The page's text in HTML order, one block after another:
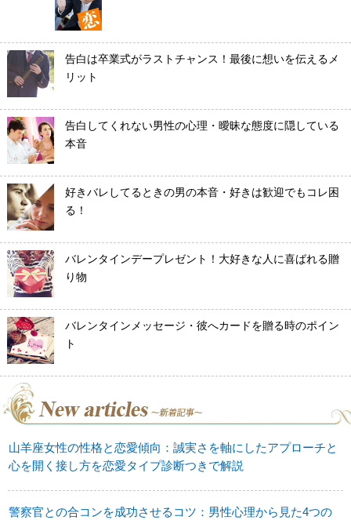
告白は卒業式がラストチャンス！最後に想いを伝えるメ
リット
告白してくれない男性の心理・曖昧な態度に隠している
本音
好きバレしてるときの男の本音・好きは歓迎でもコレ困
る！
バレンタインデープレゼント！大好きな人に喜ばれる贈
り物
バレンタインメッセージ・彼へカードを贈る時のポイン
ト
山羊座女性の性格と恋愛傾向：誠実さを軸にしたアプローチと
心を開く接し方を恋愛タイプ診断つきで解説
警察官との合コンを成功させるコツ：男性心理から見た4つの